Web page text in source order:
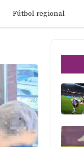
Fútbol regional